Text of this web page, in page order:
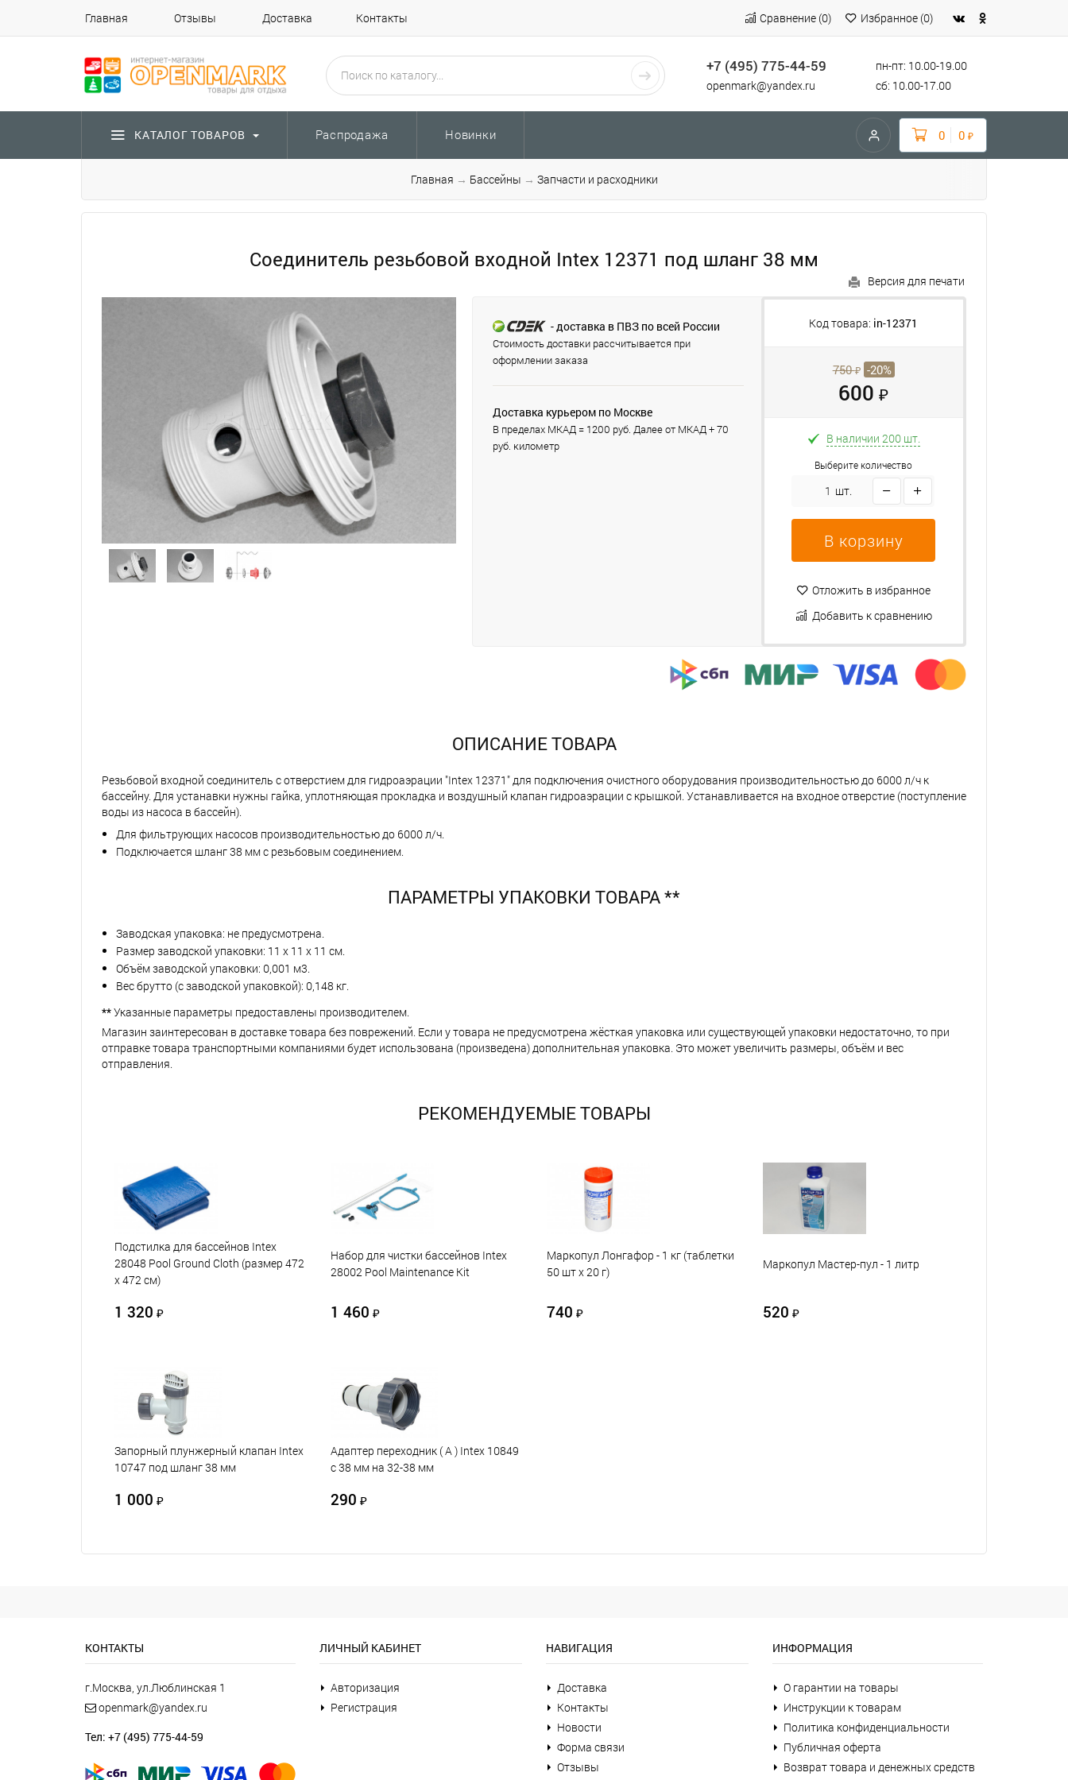
Главная Отзывы Доставка Контакты Сравнение (0) Избранное (0)
+7 (495) 775-44-59
openmark@yandex.ru
пн-пт: 10.00-19.00
сб: 10.00-17.00
КАТАЛОГ ТОВАРОВ Распродажа Новинки 0 0 ₽
Главная → Бассейны → Запчасти и расходники
Соединитель резьбовой входной Intex 12371 под шланг 38 мм
Версия для печати
Код товара: in-12371
750 ₽ -20%
600 ₽
В наличии 200 шт.
Выберите количество
шт.
В корзину
Отложить в избранное
Добавить к сравнению
- доставка в ПВЗ по всей России
Стоимость доставки рассчитывается при
оформлении заказа
Доставка курьером по Москве
В пределах МКАД = 1200 руб. Далее от МКАД + 70
руб. километр
ОПИСАНИЕ ТОВАРА
Резьбовой входной соединитель с отверстием для гидроаэрации "Intex 12371" для подключения очистного оборудования производительностью до 6000 л/ч к
бассейну. Для устанавки нужны гайка, уплотняющая прокладка и воздушный клапан гидроаэрации с крышкой. Устанавливается на входное отверстие (поступление
воды из насоса в бассейн).
Для фильтрующих насосов производительностью до 6000 л/ч.
Подключается шланг 38 мм с резьбовым соединением.
ПАРАМЕТРЫ УПАКОВКИ ТОВАРА **
Заводская упаковка: не предусмотрена.
Размер заводской упаковки: 11 х 11 х 11 см.
Объём заводской упаковки: 0,001 м3.
Вес брутто (с заводской упаковкой): 0,148 кг.
**Указанные параметры предоставлены производителем.
Магазин заинтересован в доставке товара без поврежений. Если у товара не предусмотрена жёсткая упаковка или существующей упаковки недостаточно, то при
отправке товара транспортными компаниями будет использована (произведена) дополнительная упаковка. Это может увеличить размеры, объём и вес
отправления.
РЕКОМЕНДУЕМЫЕ ТОВАРЫ
Подстилка для бассейнов Intex
28048 Pool Ground Cloth (размер 472
х 472 см)
1 320 ₽
Набор для чистки бассейнов Intex
28002 Pool Maintenance Kit
1 460 ₽
Маркопул Лонгафор - 1 кг (таблетки
50 шт х 20 г)
740 ₽
Маркопул Мастер-пул - 1 литр
520 ₽
Запорный плунжерный клапан Intex
10747 под шланг 38 мм
1 000 ₽
Адаптер переходник ( А ) Intex 10849
с 38 мм на 32-38 мм
290 ₽
КОНТАКТЫ
г.Москва, ул.Люблинская 1
openmark@yandex.ru
Тел: +7 (495) 775-44-59
ЛИЧНЫЙ КАБИНЕТ
Авторизация
Регистрация
НАВИГАЦИЯ
Доставка
Контакты
Новости
Форма связи
Отзывы
ИНФОРМАЦИЯ
О гарантии на товары
Инструкции к товарам
Политика конфиденциальности
Публичная оферта
Возврат товара и денежных средств